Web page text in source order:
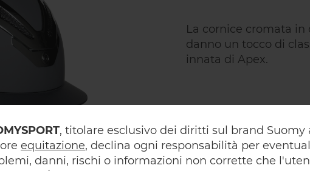
, titolare esclusivo dei diritti sul brand Suomy
equitazione, declina ogni responsabilità per
danni, rischi o informazioni non corrette che
La cornice cromata in
danno un tocco di
innata di Apex.